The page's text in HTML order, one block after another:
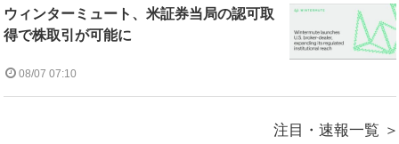
ウィンターミュート、米証券当局の認可取
得で株取引が可能に
08/07 07:10
注目・速報一覧